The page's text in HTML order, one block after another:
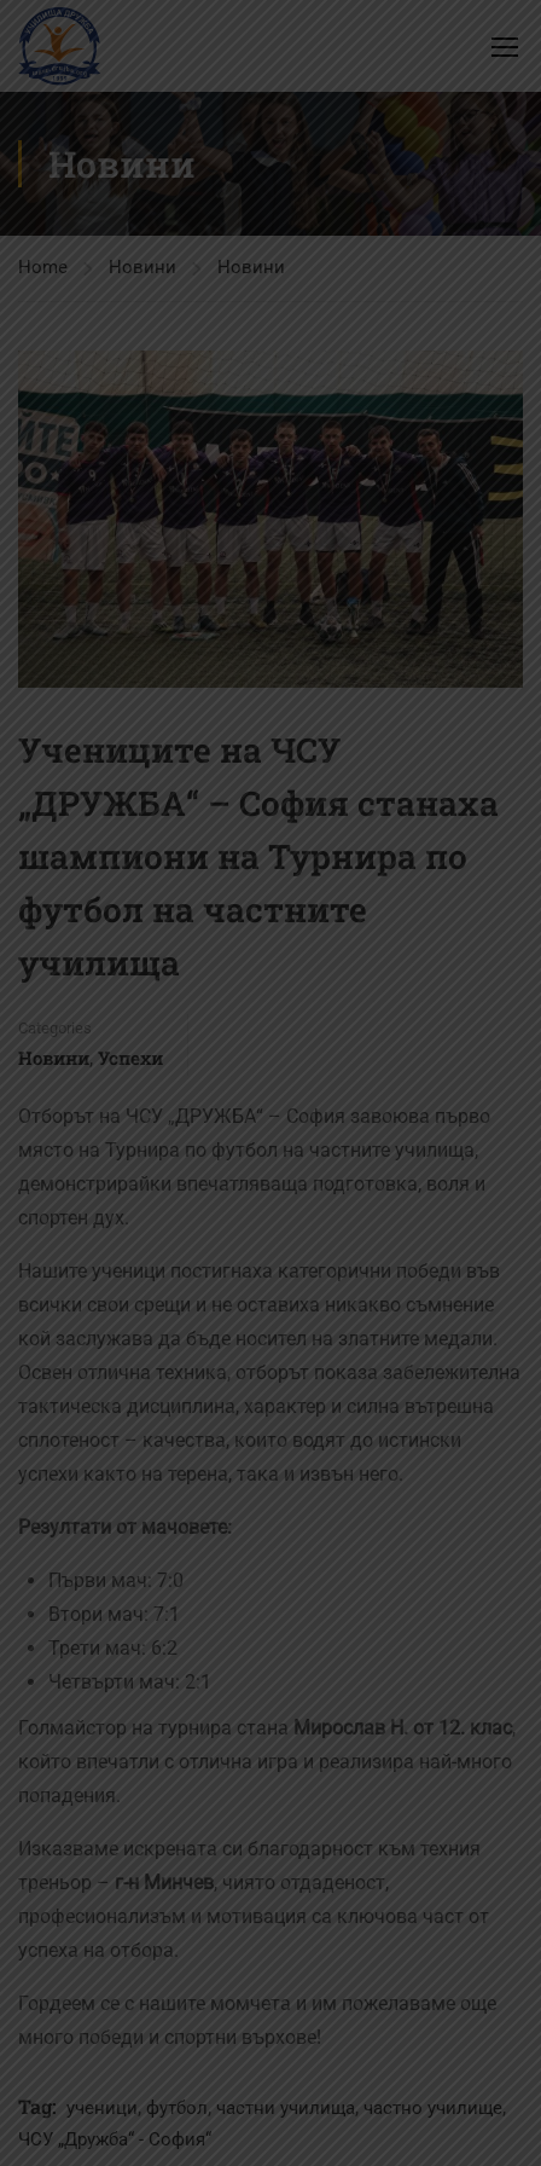
Новини
Home Новини Новини
Учениците на ЧСУ
„ДРУЖБА“ – София станаха
шампиони на Турнира по
футбол на частните
училища
Categories
Новини, Успехи
Отборът на ЧСУ „ДРУЖБА“ – София завоюва първо
място на Турнира по футбол на частните училища,
демонстрирайки впечатляваща подготовка, воля и
спортен дух.
Нашите ученици постигнаха категорични победи във
всички свои срещи и не оставиха никакво съмнение
кой заслужава да бъде носител на златните медали.
Освен отлична техника, отборът показа забележителна
тактическа дисциплина, характер и силна вътрешна
сплотеност – качества, които водят до истински
успехи както на терена, така и извън него.
Резултати от мачовете:
Първи мач: 7:0
Втори мач: 7:1
Трети мач: 6:2
Четвърти мач: 2:1
Голмайстор на турнира стана Мирослав Н. от 12. клас,
който впечатли с отлична игра и реализира най-много
попадения.
Изказваме искрената си благодарност към техния
треньор – г-н Минчев, чиято отдаденост,
професионализъм и мотивация са ключова част от
успеха на отбора.
Гордеем се с нашите момчета и им пожелаваме още
много победи и спортни върхове!
Tag: ученици, футбол, частни училища, частно училище,
ЧСУ „Дружба“ - София“